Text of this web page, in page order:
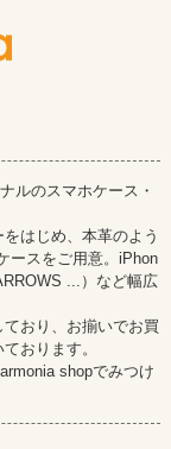
ルのスマホケース・
はじめ、本革のよう
ースをご用意。iPhon
...）など幅広
おり、お揃いでお買
おります。
shopでみつけ